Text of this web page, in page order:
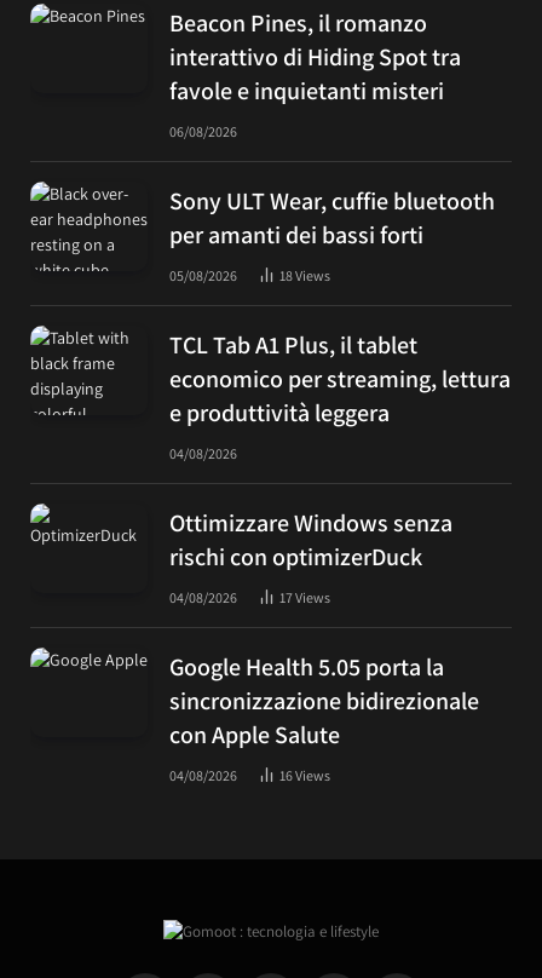
Beacon Pines, il romanzo
interattivo di Hiding Spot tra
favole e inquietanti misteri
06/08/2026
Sony ULT Wear, cuffie bluetooth
per amanti dei bassi forti
05/08/2026 18Views
TCL Tab A1 Plus, il tablet
economico per streaming, lettura
e produttività leggera
04/08/2026
Ottimizzare Windows senza
rischi con optimizerDuck
04/08/2026 17Views
Google Health 5.05 porta la
sincronizzazione bidirezionale
con Apple Salute
04/08/2026 16Views